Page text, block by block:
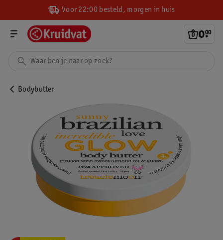
Voor 22:00 besteld, morgen in huis
0.
00
Bodybutter